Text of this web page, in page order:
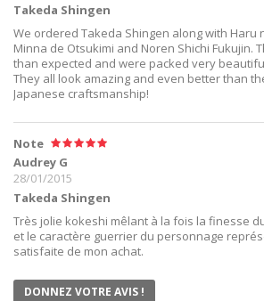
Takeda Shingen
We ordered Takeda Shingen along with Haru
Minna de Otsukimi and Noren Shichi Fukujin.
than expected and were packed very
They all look amazing and even better than
Japanese craftsmanship!
Note
Audrey G
28/01/2015
Takeda Shingen
Très jolie kokeshi mêlant à la fois la finesse
et le caractère guerrier du personnage
satisfaite de mon achat.
DONNEZ VOTRE AVIS !